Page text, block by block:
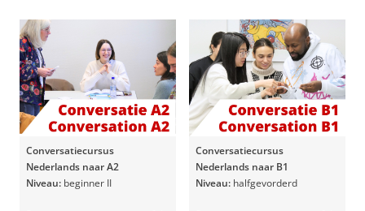
Conversatiecursus
Nederlands naar A2
Niveau: beginner II
Conversatiecursus
Nederlands naar B1
Niveau: halfgevorderd